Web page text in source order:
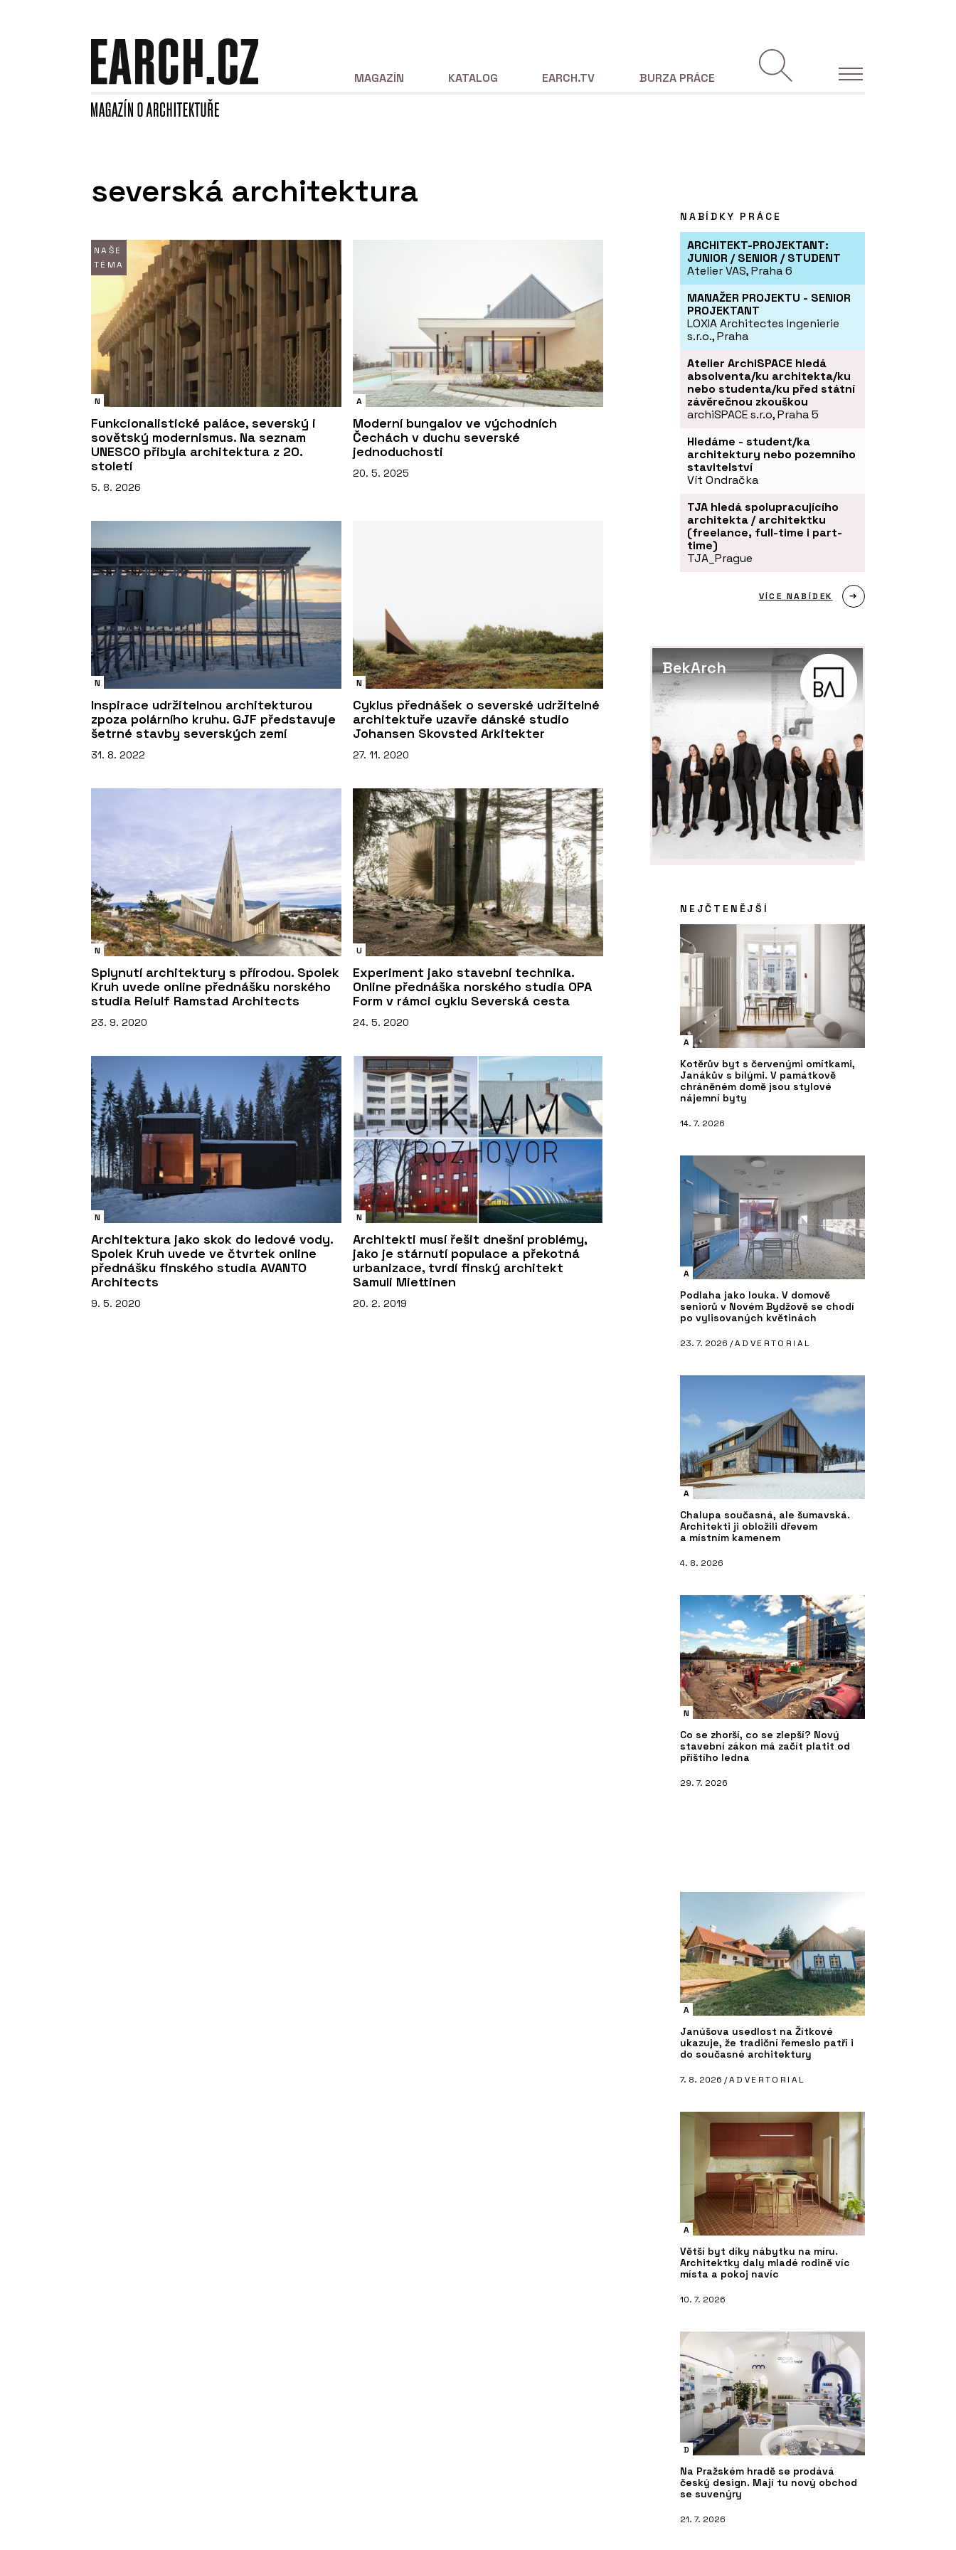
MAGAZÍN KATALOG EARCH.TV BURZA PRÁCE
severská architektura
NAŠE
TÉMA
N
Funkcionalistické paláce, severský i
sovětský modernismus. Na seznam
UNESCO přibyla architektura z 20.
století
5. 8. 2026
A
Moderní bungalov ve východních
Čechách v duchu severské
jednoduchosti
20. 5. 2025
N
Inspirace udržitelnou architekturou
zpoza polárního kruhu. GJF představuje
šetrné stavby severských zemí
31. 8. 2022
N
Cyklus přednášek o severské udržitelné
architektuře uzavře dánské studio
Johansen Skovsted Arkitekter
27. 11. 2020
N
Splynutí architektury s přírodou. Spolek
Kruh uvede online přednášku norského
studia Reiulf Ramstad Architects
23. 9. 2020
U
Experiment jako stavební technika.
Online přednáška norského studia OPA
Form v rámci cyklu Severská cesta
24. 5. 2020
N
Architektura jako skok do ledové vody.
Spolek Kruh uvede ve čtvrtek online
přednášku finského studia AVANTO
Architects
9. 5. 2020
N
Architekti musí řešit dnešní problémy,
jako je stárnutí populace a překotná
urbanizace, tvrdí finský architekt
Samuli Miettinen
20. 2. 2019
NABÍDKY PRÁCE
ARCHITEKT-PROJEKTANT:
JUNIOR / SENIOR / STUDENT
Atelier VAS, Praha 6
MANAŽER PROJEKTU - SENIOR
PROJEKTANT
LOXIA Architectes Ingenierie
s.r.o., Praha
Atelier ArchiSPACE hledá
absolventa/ku architekta/ku
nebo studenta/ku před státní
závěrečnou zkouškou
archiSPACE s.r.o, Praha 5
Hledáme - student/ka
architektury nebo pozemního
stavitelství
Vít Ondračka
TJA hledá spolupracujícího
architekta / architektku
(freelance, full-time i part-
time)
TJA_Prague
VÍCE NABÍDEK
BekArch
NEJČTENĚJŠÍ
A
Kotěrův byt s červenými omítkami,
Janákův s bílými. V památkově
chráněném domě jsou stylové
nájemní byty
14. 7. 2026
A
Podlaha jako louka. V domově
seniorů v Novém Bydžově se chodí
po vylisovaných květinách
23. 7. 2026 /ADVERTORIAL
A
Chalupa současná, ale šumavská.
Architekti ji obložili dřevem
a místním kamenem
4. 8. 2026
N
Co se zhorší, co se zlepší? Nový
stavební zákon má začít platit od
příštího ledna
29. 7. 2026
A
Janúšova usedlost na Žítkové
ukazuje, že tradiční řemeslo patří i
do současné architektury
7. 8. 2026 /ADVERTORIAL
A
Větší byt díky nábytku na míru.
Architektky daly mladé rodině víc
místa a pokoj navíc
10. 7. 2026
D
Na Pražském hradě se prodává
český design. Mají tu nový obchod
se suvenýry
21. 7. 2026